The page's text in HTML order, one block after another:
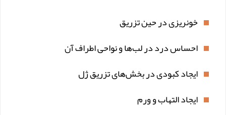
خونریزی در حین تزریق
احساس درد در لب‌ها و نواحی اطراف آن
ایجاد کبودی در بخش‌های تزریق ژل
ایجاد التهاب و ورم